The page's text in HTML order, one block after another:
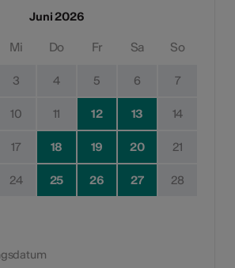
Juni 2026
Mi Do Fr Sa So
3 4 5 6 7
10 11 12 13 14
17 18 19 20 21
24 25 26 27 28